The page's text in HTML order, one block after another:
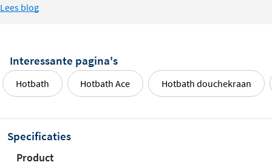
Lees blog
Interessante pagina's
Hotbath Hotbath Ace Hotbath douchekraan
Specificaties
Product